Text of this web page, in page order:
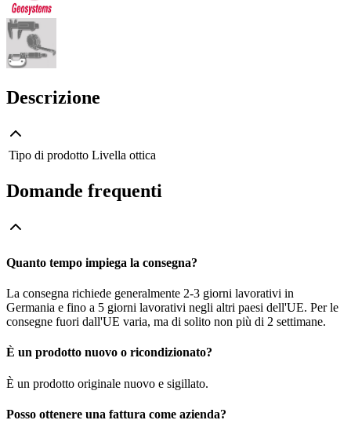
Descrizione
Tipo di prodotto Livella ottica
Domande frequenti
Quanto tempo impiega la consegna?
La consegna richiede generalmente 2-3 giorni lavorativi in
Germania e fino a 5 giorni lavorativi negli altri paesi dell'UE. Per le
consegne fuori dall'UE varia, ma di solito non più di 2 settimane.
È un prodotto nuovo o ricondizionato?
È un prodotto originale nuovo e sigillato.
Posso ottenere una fattura come azienda?